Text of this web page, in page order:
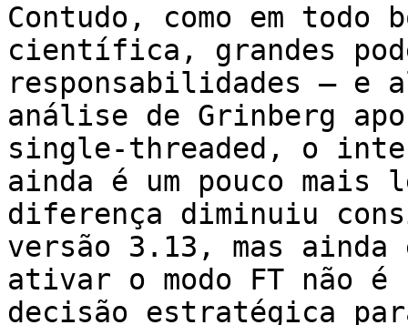
Contudo, como em
científica, grandes
responsabilidades –
análise de Grinberg
single-threaded, o
ainda é um pouco mais
diferença diminuiu
versão 3.13, mas
ativar o modo FT não é
decisão estratégica